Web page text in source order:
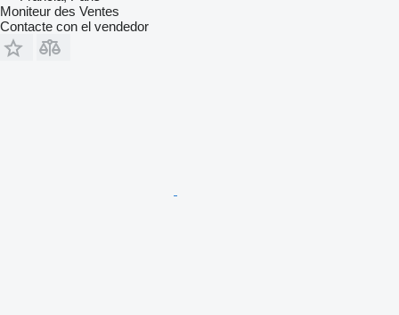
Moniteur des Ventes
Contacte con el vendedor